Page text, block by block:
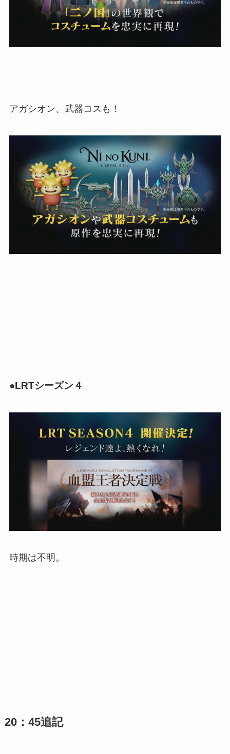
アガシオン、武器コスも！
●LRTシーズン４
時期は不明。
20：45追記